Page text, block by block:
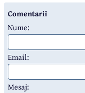
Comentarii
Nume:
Email:
Mesaj: